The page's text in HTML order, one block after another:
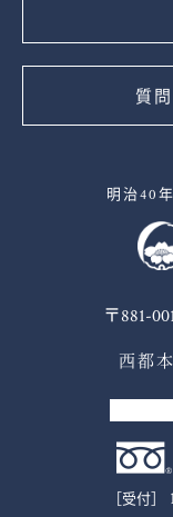
質
明治40
〒881-
西都
［受付］